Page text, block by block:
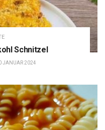
Schnitzel
JANUAR 2024